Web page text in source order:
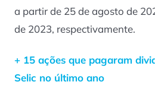
a partir de 25 de agosto de
de 2023, respectivamente.
+ 15 ações que pagaram
Selic no último ano